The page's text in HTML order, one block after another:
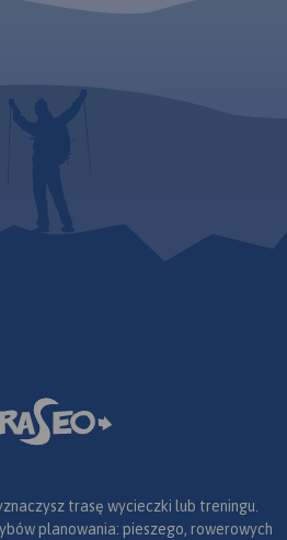
trasę wycieczki lub treningu.
planowania: pieszego, rowerowych